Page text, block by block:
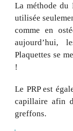
La méthode du
utilisée
comme en
aujourd’hui,
Plaquettes se
!
Le PRP est
capillaire afin
greffons.